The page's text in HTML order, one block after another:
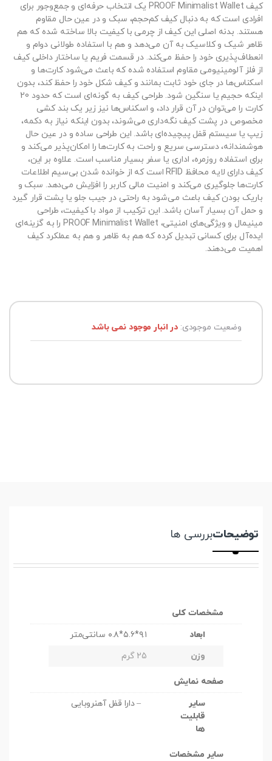
کیف PROOF Minimalist Wallet یک انتخاب حرفه‌ای و جمع‌وجور برای
افرادی است که به دنبال کیف کم‌حجم، سبک و در عین حال مقاوم
هستند. بدنه اصلی این کیف از چرمی با کیفیت بالا ساخته شده که هم
ظاهر شیک و کلاسیک به آن می‌دهد و هم با استفاده طولانی دوام و
انعطاف‌پذیری خود را حفظ می‌کند. در قسمت فریم یا ساختار داخلی کیف
از فلز آلومینیومی مقاوم استفاده شده که باعث می‌شود کارت‌ها و
اسکناس‌ها در جای خود ثابت بمانند و کیف شکل خود را حفظ کند، بدون
اینکه حجیم یا سنگین شود. طراحی کیف به گونه‌ای است که حدود 20
کارت را می‌توان در آن قرار داد، و اسکناس‌ها نیز زیر یک بند کشی
مخصوص در پشت کیف نگه‌داری می‌شوند، بدون اینکه نیاز به دکمه،
زیپ یا سیستم قفل پیچیده‌ای باشد. این طراحی ساده و در عین حال
هوشمندانه، دسترسی سریع و راحت به کارت‌ها را امکان‌پذیر می‌کند و
برای استفاده روزمره، اداری یا سفر بسیار مناسب است. علاوه بر این،
کیف دارای لایه محافظ RFID است که از خوانده شدن بی‌سیم اطلاعات
کارت‌ها جلوگیری می‌کند و امنیت مالی کاربر را افزایش می‌دهد. سبک و
باریک بودن کیف باعث می‌شود به راحتی در جیب جلو یا پشت قرار گیرد
و حمل آن بسیار آسان باشد. این ترکیب از مواد با کیفیت، طراحی
مینیمال و ویژگی‌های امنیتی، PROOF Minimalist Wallet را به گزینه‌ای
ایده‌آل برای کسانی تبدیل کرده که هم به ظاهر و هم به عملکرد کیف
اهمیت می‌دهند.
وضعیت موجودی:در انبار موجود نمی باشد
توضیحاتبررسی ها
مشخصات کلی
ابعاد
۹.۱*۵.۶*۰.۸ سانتی‌متر
وزن
25 گرم
صفحه نمایش
سایر
قابلیت
ها
– دارا قفل آهنروبایی
سایر مشخصات